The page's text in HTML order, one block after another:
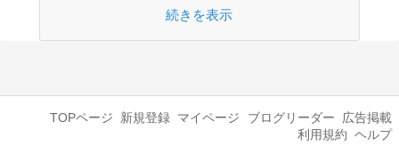
続きを表示
TOPページ 新規登録 マイページ ブログリーダー
広告掲載
利用規約 ヘルプ